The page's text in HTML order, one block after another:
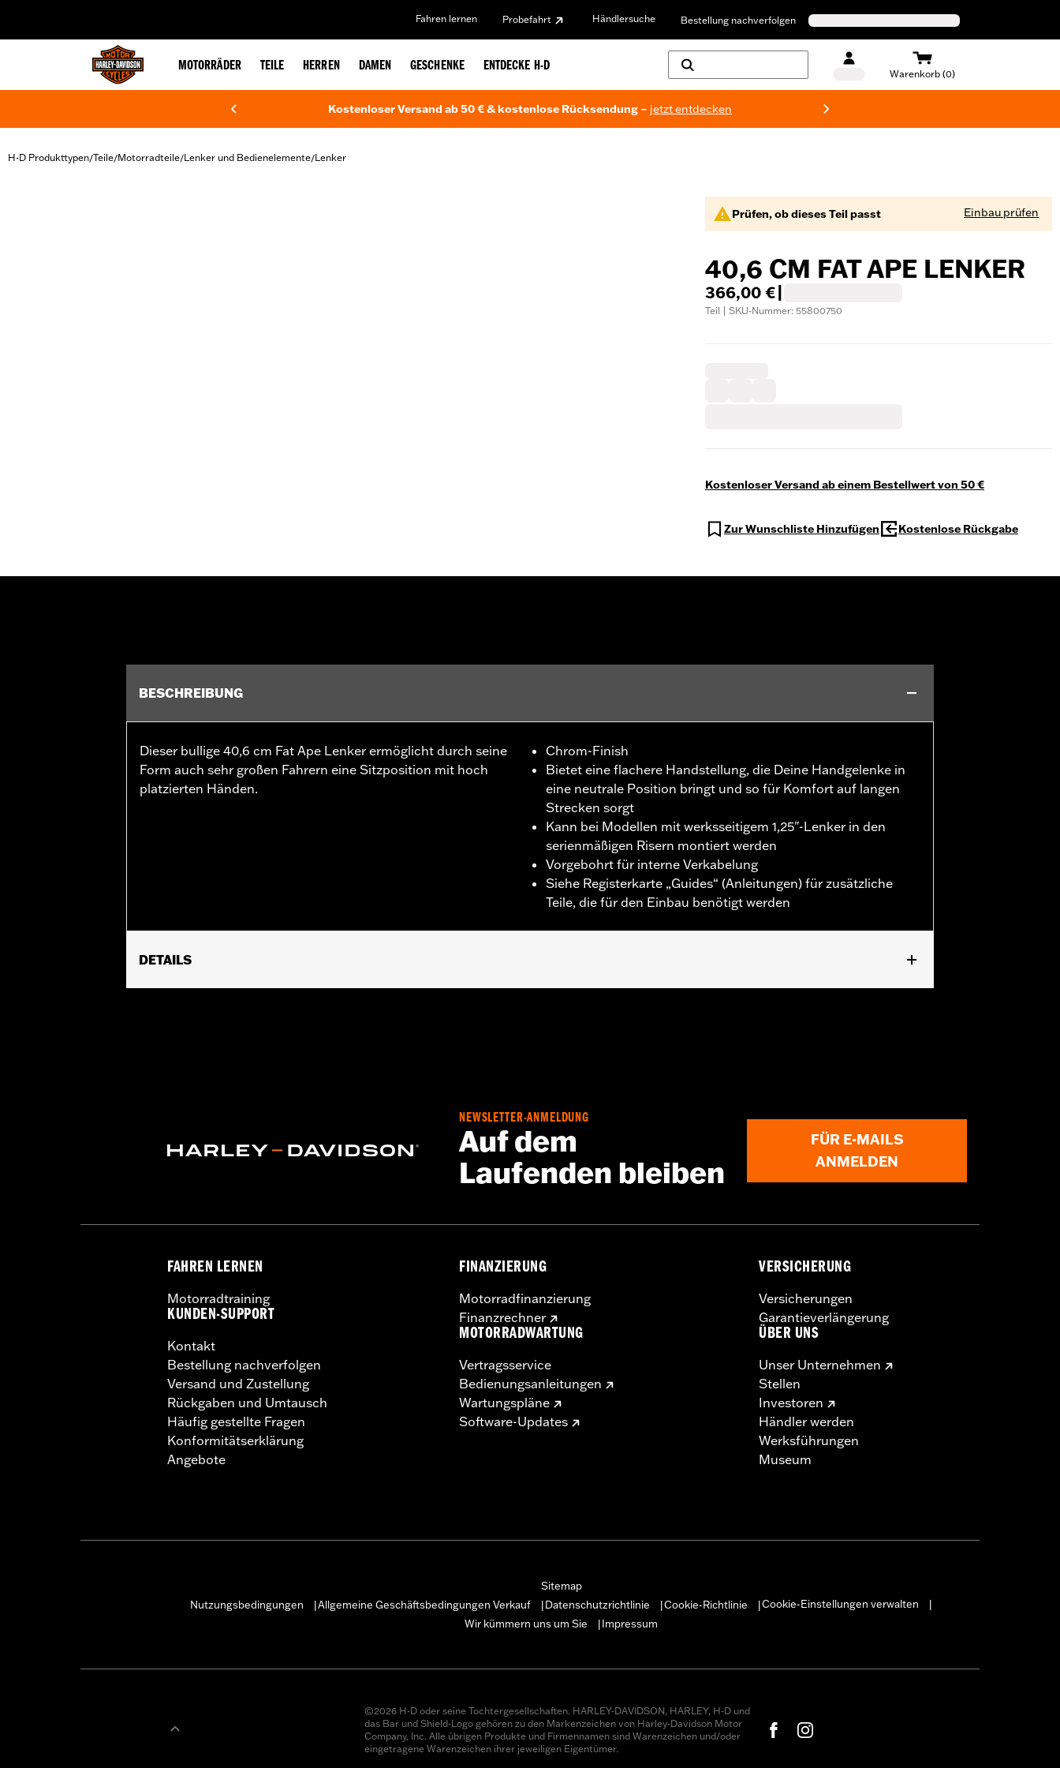
Fahren lernen Probefahrt Händlersuche Bestellung nachverfolgen
MOTORRÄDER TEILE HERREN DAMEN GESCHENKE ENTDECKE H-D
Warenkorb (0)
Kostenloser Versand ab 50 € & kostenlose Rücksendung – jetzt entdecken
H-D Produkttypen/Teile/Motorradteile/Lenker und Bedienelemente/Lenker
Prüfen, ob dieses Teil passt Einbau prüfen
40,6 CM FAT APE LENKER
366,00 €
Teil | SKU-Nummer: 55800750
Kostenloser Versand ab einem Bestellwert von 50 €
Zur Wunschliste Hinzufügen Kostenlose Rückgabe
BESCHREIBUNG
Dieser bullige 40,6 cm Fat Ape Lenker ermöglicht durch seine
Form auch sehr großen Fahrern eine Sitzposition mit hoch
platzierten Händen.
Chrom-Finish
Bietet eine flachere Handstellung, die Deine Handgelenke in
eine neutrale Position bringt und so für Komfort auf langen
Strecken sorgt
Kann bei Modellen mit werksseitigem 1,25"-Lenker in den
serienmäßigen Risern montiert werden
Vorgebohrt für interne Verkabelung
Siehe Registerkarte „Guides“ (Anleitungen) für zusätzliche
Teile, die für den Einbau benötigt werden
DETAILS
Maßeinheit Riffelung Mitte-zu-Mitte: Zoll
In Einheiten erhältlich:Jeweils
In der Box:Lenker, Aluminium-Isolatoren (4), Installationsanleitung
Maßeinheit Pullback:Zoll
Maßeinheit Erhöhung:Zoll
Von einem Ende zum anderen:
Maßeinheit von einem Ende zum anderen:
NOTIZEN:
Der Einbau einiger Lenker und Riser kann bei bestimmten Modellen eine Änderung des Kupplungs- und/oder Gaszuges
sowie der Bremsschläuche erfordern. In vielen Ländern ist die Lenkerhöhe gesetzlich geregelt. Informiere Dich in Bezug auf
die örtlichen Gesetze, um sicherzustellen, dass Dein Motorrad die geltenden Vorschriften erfüllt.
NEWSLETTER-ANMELDUNG
Auf dem
Laufenden bleiben
FÜR E-MAILS
ANMELDEN
FAHREN LERNEN
Motorradtraining
KUNDEN-SUPPORT
Kontakt
Bestellung nachverfolgen
Versand und Zustellung
Rückgaben und Umtausch
Häufig gestellte Fragen
Konformitätserklärung
Angebote
FINANZIERUNG
Motorradfinanzierung
Finanzrechner
MOTORRADWARTUNG
Vertragsservice
Bedienungsanleitungen
Wartungspläne
Software-Updates
VERSICHERUNG
Versicherungen
Garantieverlängerung
ÜBER UNS
Unser Unternehmen
Stellen
Investoren
Händler werden
Werksführungen
Museum
Sitemap
Nutzungsbedingungen
Allgemeine Geschäftsbedingungen Verkauf Datenschutzrichtlinie Cookie-Richtlinie Cookie-Einstellungen verwalten
Wir kümmern uns um Sie
Impressum
©2026 H-D oder seine Tochtergesellschaften. HARLEY-DAVIDSON, HARLEY, H-D und
das Bar und Shield-Logo gehören zu den Markenzeichen von Harley-Davidson Motor
Company, Inc. Alle übrigen Produkte und Firmennamen sind Warenzeichen und/oder
eingetragene Warenzeichen ihrer jeweiligen Eigentümer.